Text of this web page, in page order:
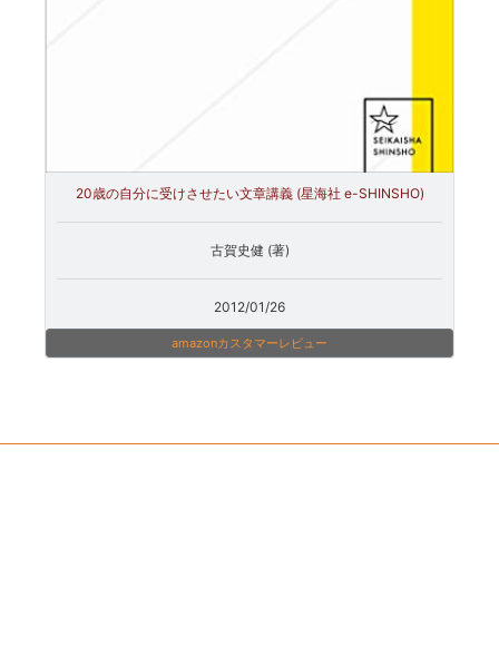
20歳の自分に受けさせたい文章講義 (星海社 e-SHINSHO)
古賀史健 (著)
2012/01/26
amazonカスタマーレビュー